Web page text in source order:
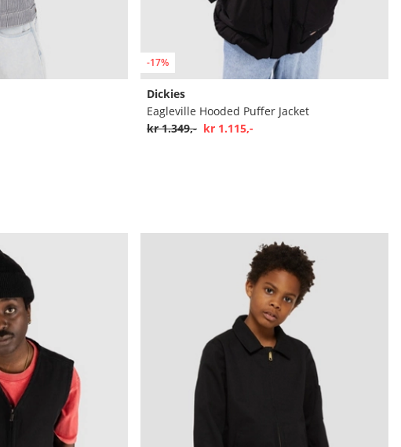
-17%
Dickies
Eagleville Hooded Puffer Jacket
kr 1.349,- kr 1.115,-